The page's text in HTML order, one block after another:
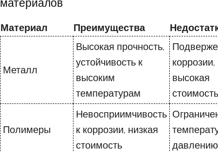
материалов
Материал Преимущества
Металл
Высокая прочность,
устойчивость к
высоким
температурам
коррозии,
высокая
стоимость
Полимеры
Невосприимчивость
к коррозии, низкая
стоимость
давлению